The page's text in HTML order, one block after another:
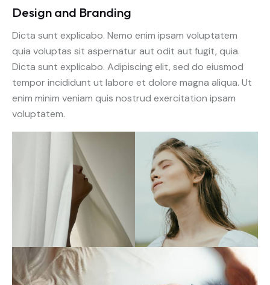
Design and Branding
Dicta sunt explicabo. Nemo enim ipsam voluptatem
quia voluptas sit aspernatur aut odit aut fugit, quia.
Dicta sunt explicabo. Adipiscing elit, sed do eiusmod
tempor incididunt ut labore et dolore magna aliqua. Ut
enim minim veniam quis nostrud exercitation ipsam
voluptatem.